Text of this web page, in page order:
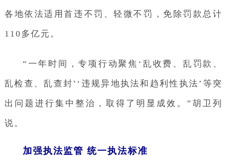
各地依法适用首违不罚、轻微不罚，免除罚款总计
110多亿元。
“一年时间，专项行动聚焦‘乱收费、乱罚款、
乱检查、乱查封’‘违规异地执法和趋利性执法’等突
出问题进行集中整治，取得了明显成效。”胡卫列
说。
加强执法监管 统一执法标准